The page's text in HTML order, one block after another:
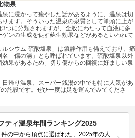
物泉
に浸かって癒やした話があるように、温泉は切
ます。そういった温泉の泉質として筆頭に上が
つに分類されますが、全般にわたって血液に多
ゲンの生成を促す蘇生効果などがあるといわれて
シウム-硫酸塩泉」は鎮静作用も備えており、痛
「傷の湯」とも呼ばれています。硫酸塩泉以外
果があるため、切り傷からの回復に好ましい泉
帰り温泉、スーパー銭湯の中でも特に人気があ
施設です。ぜひ一度は足を運んでみてくださ
ティ温泉年間ランキング2025
の中から頂点に選ばれた、2025年の人